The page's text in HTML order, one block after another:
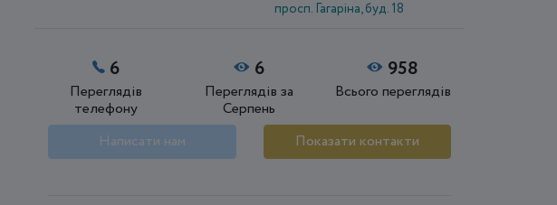
просп. Гагаріна, буд. 18
6
Переглядів
телефону
6
Переглядів за
Серпень
958
Всього переглядів
Написати нам Показати контакти